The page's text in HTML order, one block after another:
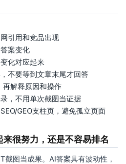
引用和竞品出现
案变化
化对应起来
不要等到文章末尾才回答
解释原因和操作
，不用单次截图当证据
GEO支柱页，避免孤立页面
很努力，还是不容易排名
截图当成果。AI答案具有波动性，